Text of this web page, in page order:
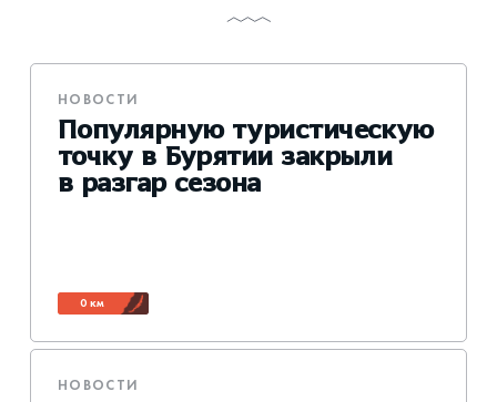
НОВОСТИ
Популярную туристическую
точку в Бурятии закрыли
в разгар сезона
0 км
НОВОСТИ